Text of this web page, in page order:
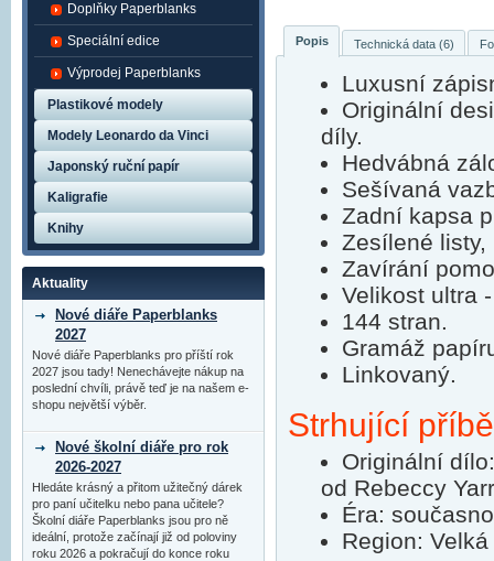
Popis Technická data (6)
Luxusní
Originální
díly.
Hedvábná
Sešívaná
Zadní kapsa
Zesílené
Zavírání
Velikost ultra
144 stran.
Gramáž
Linkovaný.
Strhující
Originální
od Rebeccy
Éra:
Region:
Doplňky Paperblanks
Speciální edice
Výprodej Paperblanks
Plastikové modely
Modely Leonardo da Vinci
Japonský ruční papír
Kaligrafie
Knihy
Aktuality
Nové diáře Paperblanks
2027
Nové diáře Paperblanks pro příští rok
2027 jsou tady! Nenechávejte nákup na
poslední chvíli, právě teď je na našem e-
shopu největší výběr.
Nové školní diáře pro rok
2026-2027
Hledáte krásný a přitom užitečný dárek
pro paní učitelku nebo pana učitele?
Školní diáře Paperblanks jsou pro ně
ideální, protože začínají již od poloviny
roku 2026 a pokračují do konce roku